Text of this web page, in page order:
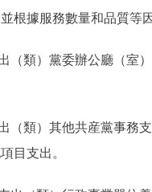
根據服務數量和品質等
（類）黨委辦公廳（室
（類）其他共産黨事務
目支出。